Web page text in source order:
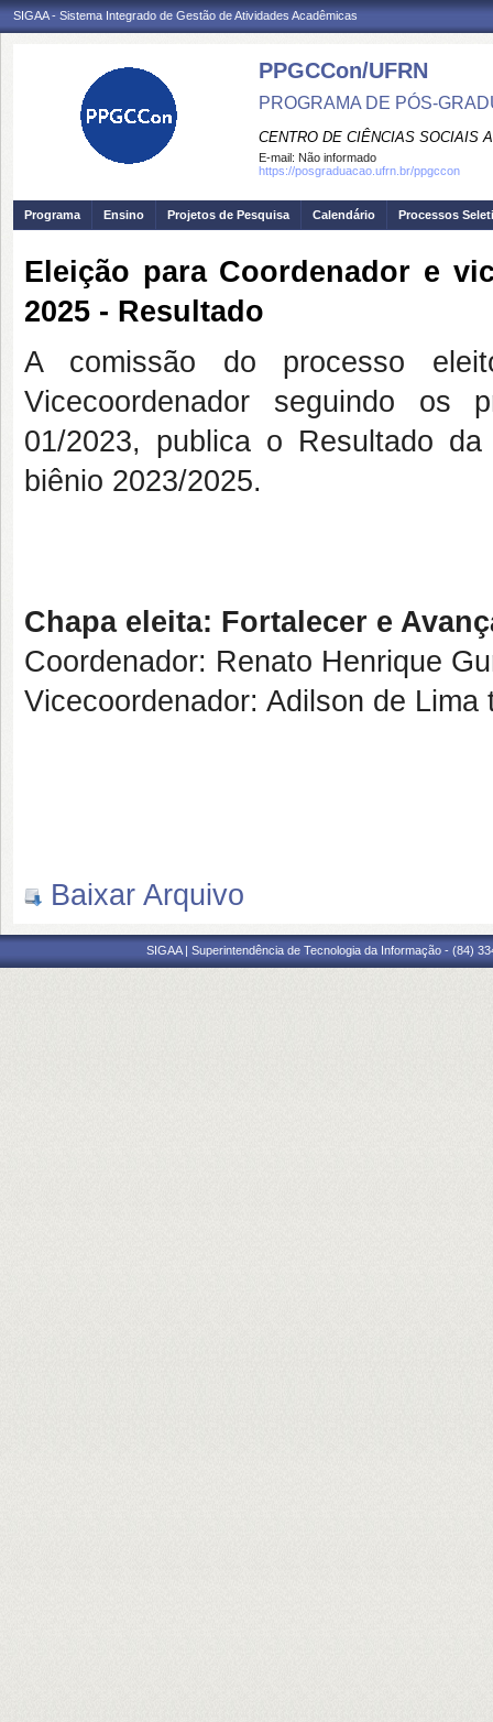
SIGAA - Sistema Integrado de Gestão de Atividades Acadêmicas
PPGCCon/UFRN
PROGRAMA DE PÓS-
CENTRO DE CIÊNCIAS SOCIAIS
E-mail: Não informado
https://posgraduacao.ufrn.br/ppgccon
Programa Ensino Projetos de Pesquisa Calendário Processos
Eleição para Coordenador e
2025 - Resultado
A comissão do processo
Vicecoordenador seguindo os
01/2023, publica o Resultado
biênio 2023/2025.
Chapa eleita: Fortalecer e
Coordenador: Renato Henrique
Vicecoordenador: Adilson de
Baixar Arquivo
SIGAA | Superintendência de Tecnologia da Informação - (84)